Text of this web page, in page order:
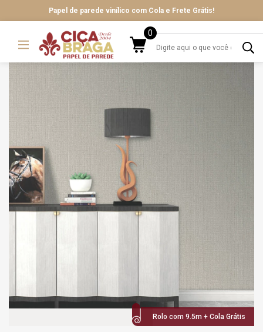
Papel de parede vinílico com Cola e Frete Grátis!
0
Rolo com 9.5m + Cola Grátis